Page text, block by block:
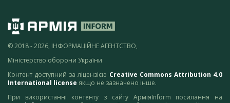
© 2018 - 2026, ІНФОРМАЦІЙНЕ АГЕНТСТВО,
Міністерство оборони України
Контент доступний за ліцензією Creative Commons Attribution 4.0
International license якщо не зазначено інше.
При використанні контенту з сайту АрміяInform посилання на